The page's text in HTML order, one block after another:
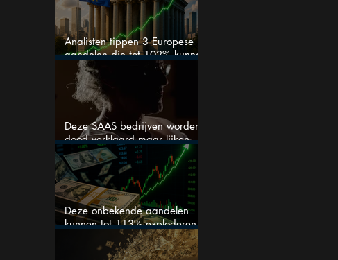
Analisten tippen 3 Europese
aandelen die tot 102% kunnen
stijgen
Deze SAAS bedrijven worden
dood verklaard maar lijken
springlevend
Deze onbekende aandelen
kunnen tot 113% exploderen
(één springt eruit)